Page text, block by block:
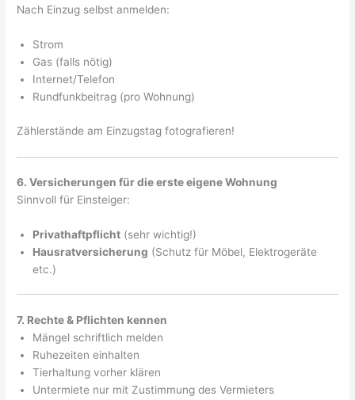
Nach Einzug selbst anmelden:
Strom
Gas (falls nötig)
Internet/Telefon
Rundfunkbeitrag (pro Wohnung)
Zählerstände am Einzugstag fotografieren!
6. Versicherungen für die erste eigene Wohnung
Sinnvoll für Einsteiger:
Privathaftpflicht (sehr wichtig!)
Hausratversicherung (Schutz für Möbel, Elektrogeräte
etc.)
7. Rechte & Pflichten kennen
Mängel schriftlich melden
Ruhezeiten einhalten
Tierhaltung vorher klären
Untermiete nur mit Zustimmung des Vermieters